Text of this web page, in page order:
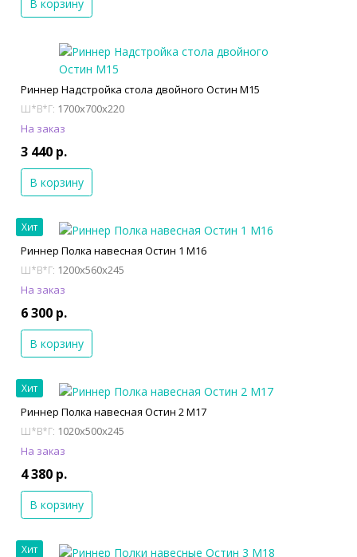
В корзину
Риннер Надстройка стола двойного Остин М15
Ш*В*Г: 1700x700x220
На заказ
3 440 р.
В корзину
Хит
Риннер Полка навесная Остин 1 М16
Ш*В*Г: 1200x560x245
На заказ
6 300 р.
В корзину
Хит
Риннер Полка навесная Остин 2 М17
Ш*В*Г: 1020x500x245
На заказ
4 380 р.
В корзину
Хит